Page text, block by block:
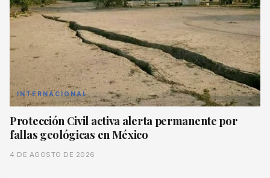
INTERNACIONAL
Protección Civil activa alerta permanente por
fallas geológicas en México
4 DE AGOSTO DE 2026